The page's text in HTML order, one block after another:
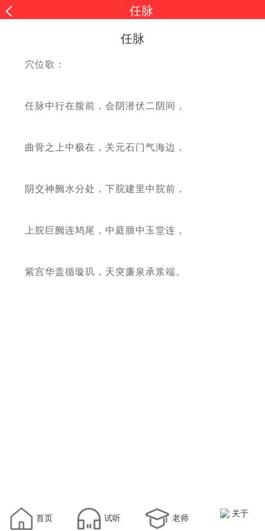
任脉
任脉
穴位歌：
任脉中行在腹前，会阴潜伏二阴间，
曲骨之上中极在，关元石门气海边，
阴交神阙水分处，下脘建里中脘前，
上脘巨阙连鸠尾，中庭膻中玉堂连，
紫宫华盖循璇玑，天突廉泉承浆端。
首页 试听 老师 关于